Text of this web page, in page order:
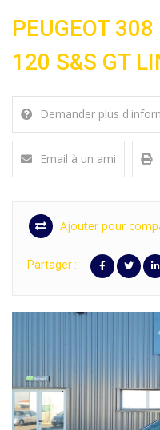
PEUGEOT
120 S&S GT
Demander plus
Email à un ami
Ajouter pour
Partager :